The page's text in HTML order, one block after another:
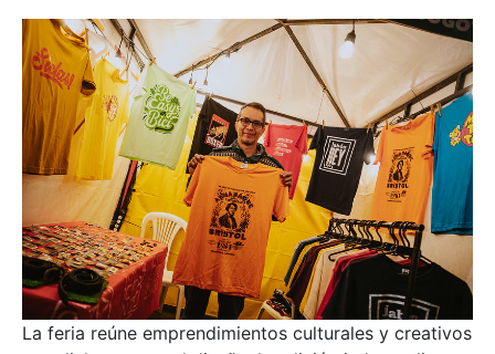
La feria reúne emprendimientos culturales y creativos